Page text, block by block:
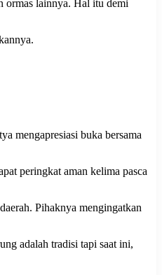
ormas lainnya. Hal itu demi
mengapresiasi buka bersama
peringkat aman kelima pasca
Pihaknya mengingatkan
adalah tradisi tapi saat ini,